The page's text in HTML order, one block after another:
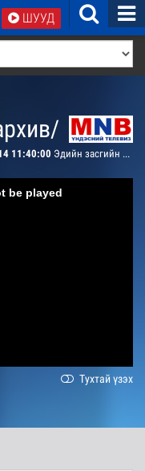
ШУУД
11:40:00 Эдийн засгийн тойм
be played
Тухтай үзэх